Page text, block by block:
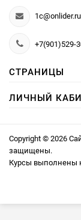
1c@onlider.ru
+7(901)529-
СТРАНИЦЫ
ЛИЧНЫЙ
Copyright © 2026
защищены.
Курсы выполнены